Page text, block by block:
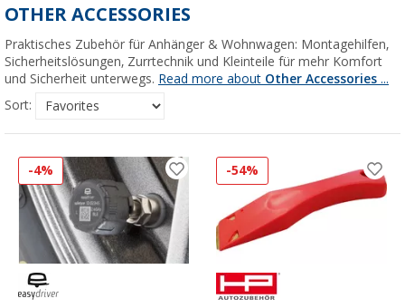
OTHER ACCESSORIES
Praktisches Zubehör für Anhänger & Wohnwagen: Montagehilfen,
Sicherheitslösungen, Zurrtechnik und Kleinteile für mehr Komfort
und Sicherheit unterwegs. Read more about Other Accessories ...
Sort:
-4% -54%